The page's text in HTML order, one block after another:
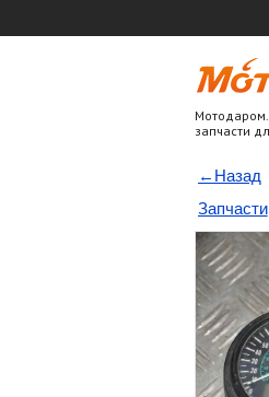
запчасти
←Назад
Запчасти